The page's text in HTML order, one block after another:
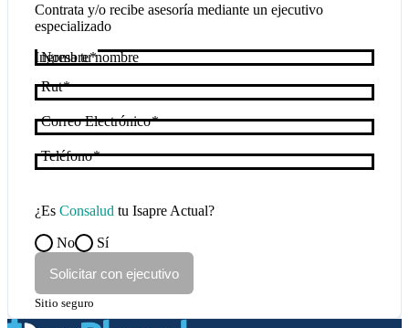
Contrata y/o recibe asesoría mediante un ejecutivo
especializado
Nombre
Rut
Correo Electrónico
Teléfono
¿Es Consalud tu Isapre Actual?
No
Sí
Solicitar con ejecutivo
Sitio seguro